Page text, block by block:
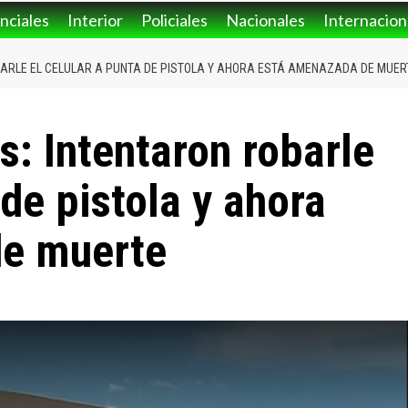
Interior Policiales Nacionales
EL CELULAR A PUNTA DE PISTOLA Y AHORA ESTÁ AMENAZADA DE
Intentaron robarle
pistola y ahora
muerte